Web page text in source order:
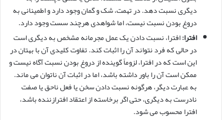
دیگری نسبت دهد. در تهمت، شک و گمان وجود دارد و اطمینانی به
دروغ بودن نسبت نیست، اما شواهدی هرچند سست وجود دارد.
افترا:افترا، نسبت دادن یک عمل مجرمانه مشخص به دیگری است
در حالی که فرد نتواند آن را اثبات کند. تفاوت کلیدی آن با بهتان در
این است که در افترا، لزوماً گوینده از دروغ بودن نسبت آگاه نیست و
ممکن است آن را باور داشته باشد، اما در اثبات آن ناتوان می ماند.
به عبارت دیگر، هرگونه نسبت دادن سخن یا فعل ناحق یا صفت
نادرست به دیگری، حتی اگر برخاسته از اعتقاد افترازننده باشد،
افترا محسوب می شود.